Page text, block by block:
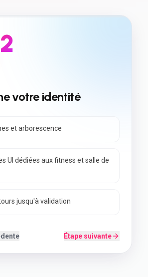
2
votre identité
et arborescence
UI dédiées aux fitness et salle de
jusqu'à validation
Étape suivante